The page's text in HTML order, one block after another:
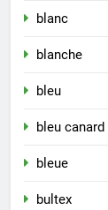
blanc
blanche
bleu
bleu canard
bleue
bultex